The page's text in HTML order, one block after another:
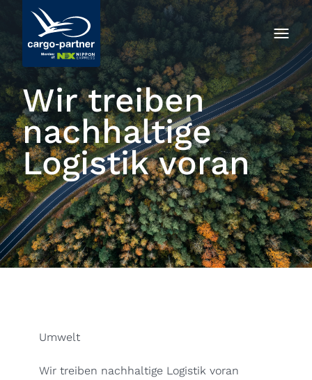
Wir treiben
nachhaltige
Logistik voran
Umwelt
Wir treiben nachhaltige Logistik voran